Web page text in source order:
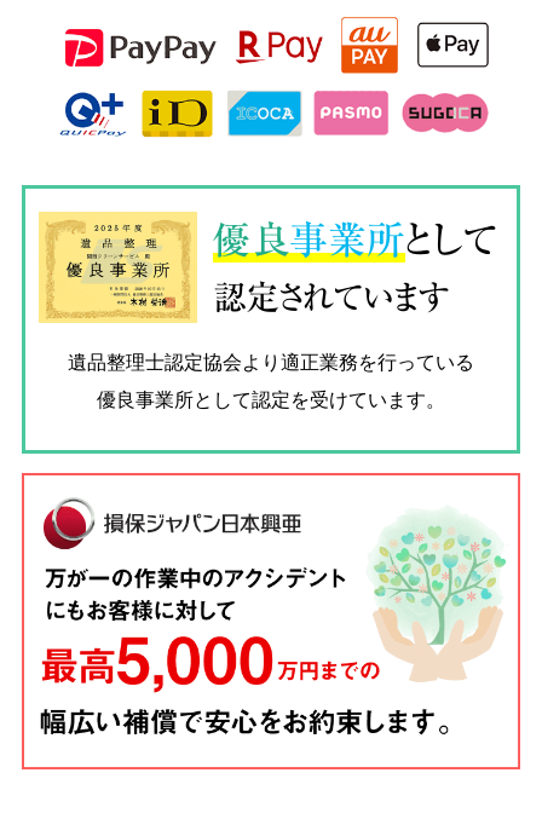
優良事業所として
認定されています
遺品整理士認定協会より適正業務を行っている
優良事業所として認定を受けています。